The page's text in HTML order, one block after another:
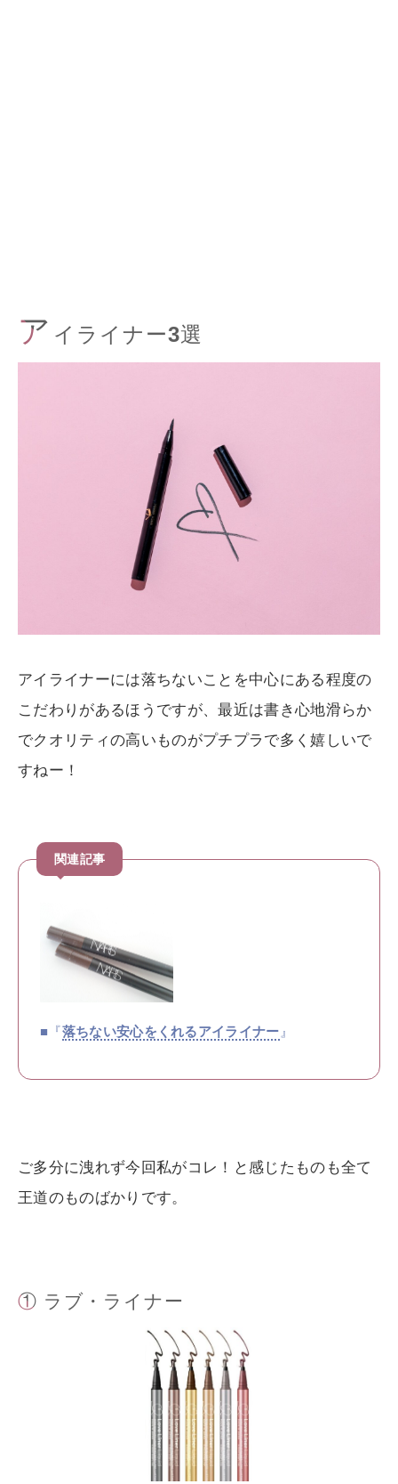
ア イライナー3選
アイライナーには落ちないことを中心にある程度の
こだわりがあるほうですが、最近は書き心地滑らか
でクオリティの高いものがプチプラで多く嬉しいで
すねー！
■『落ちない安心をくれるアイライナー 』
ご多分に洩れず今回私がコレ！と感じたものも全て
王道のものばかりです。
① ラブ・ライナー